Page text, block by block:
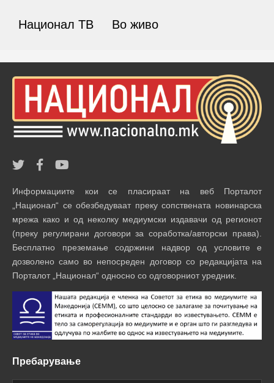
Национал ТВ Во живо
Информациите кои се пласираат на веб Порталот
„Национал“ се обезбедуваат преку сопствената новинарска
мрежа како и од неколку медиумски издавачи од регионот
(преку регулирани договори за соработка/авторски права).
Бесплатно преземање содржини надвор од условите е
дозволено само во непосреден договор со редакцијата на
Порталот „Национал“ односно со одговорниот уредник.
Пребарување